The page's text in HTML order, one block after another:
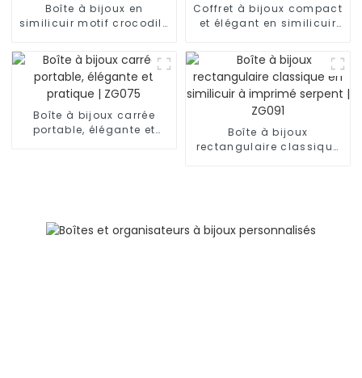
Boîte à bijoux en
similicuir motif crocodile
Coffret à bijoux compact
et élégant en similicuir
Boîte à bijoux carrée
portable, élégante et
Boîte à bijoux
rectangulaire classique